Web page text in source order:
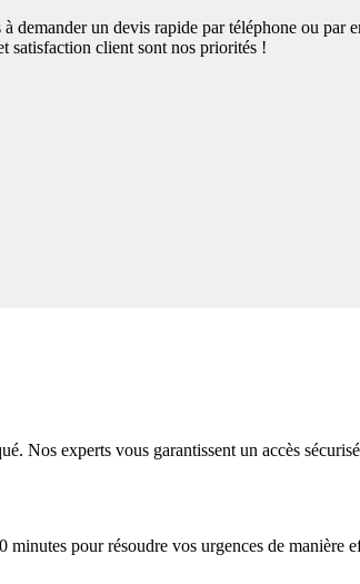
demander un devis rapide par téléphone ou par
satisfaction client sont nos priorités !
Nos experts vous garantissent un accès
pour résoudre vos urgences de manière